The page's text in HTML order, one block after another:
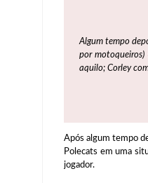
Algum tempo
por motoqueiros)
aquilo; Corley
Após algum tempo
Polecats em uma
jogador.